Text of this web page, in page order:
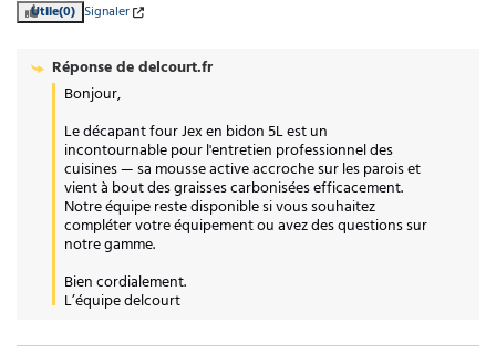
Utile(0) Signaler
Réponse dedelcourt.fr
Bonjour,
Le décapant four Jex en bidon 5L est un
incontournable pour l'entretien professionnel des
cuisines — sa mousse active accroche sur les parois et
vient à bout des graisses carbonisées efficacement.
Notre équipe reste disponible si vous souhaitez
compléter votre équipement ou avez des questions sur
notre gamme.
Bien cordialement.
L’équipe delcourt